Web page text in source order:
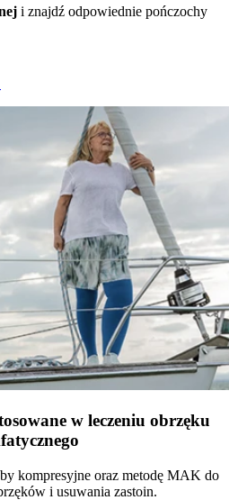
i znajdź odpowiednie pończochy
w leczeniu obrzęku
kompresyjne oraz metodę MAK do
i usuwania zastoin.